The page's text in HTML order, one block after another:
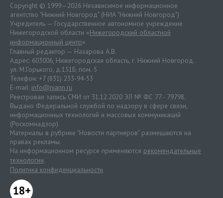
Copyright © 1999—2026 Независимое информационное
агентство "Нижний Новгород" (НИА "Нижний Новгород")
Учредитель — Государственное автономное учреждение
Нижегородской области «Нижегородский областной
информационный центр»
Главный редактор — Назарова А.В.
Адрес: 603006, Нижегородская область, г. Нижний Новгород.
ул. М.Горького, д.151Б, пом. 5
Телефон: +7 (831) 233-94-53
E-mail: info@niann.ru
Реестровая запись СМИ от 31.12.2020 ЭЛ № ФС 77 - 79798.
Выдано Федеральной службой по надзору в сфере связи,
информационных технологий и массовых коммуникаций
(Роскомнадзор).
Материалы в рубрике "Новости партнеров" размещаются на
правах рекламы.
На информационном ресурсе применяются рекомендательные
технологии.
Политика конфиденциальности
18+